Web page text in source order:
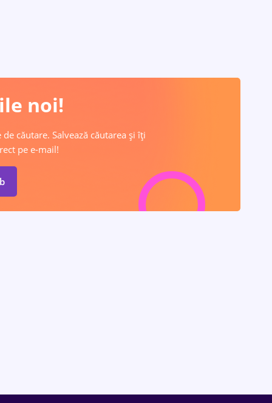
noi!
căutare. Salvează căutarea și îți
pe e-mail!